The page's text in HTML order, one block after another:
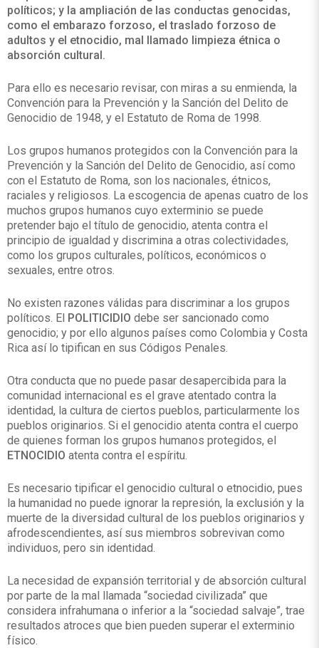
políticos; y la ampliación de las conductas genocidas,
como el embarazo forzoso, el traslado forzoso de
adultos y el etnocidio, mal llamado limpieza étnica o
absorción cultural.
Para ello es necesario revisar, con miras a su enmienda, la
Convención para la Prevención y la Sanción del Delito de
Genocidio de 1948, y el Estatuto de Roma de 1998.
Los grupos humanos protegidos con la Convención para la
Prevención y la Sanción del Delito de Genocidio, así como
con el Estatuto de Roma, son los nacionales, étnicos,
raciales y religiosos. La escogencia de apenas cuatro de los
muchos grupos humanos cuyo exterminio se puede
pretender bajo el título de genocidio, atenta contra el
principio de igualdad y discrimina a otras colectividades,
como los grupos culturales, políticos, económicos o
sexuales, entre otros.
No existen razones válidas para discriminar a los grupos
políticos. El POLITICIDIO debe ser sancionado como
genocidio; y por ello algunos países como Colombia y Costa
Rica así lo tipifican en sus Códigos Penales.
Otra conducta que no puede pasar desapercibida para la
comunidad internacional es el grave atentado contra la
identidad, la cultura de ciertos pueblos, particularmente los
pueblos originarios. Si el genocidio atenta contra el cuerpo
de quienes forman los grupos humanos protegidos, el
ETNOCIDIO atenta contra el espíritu.
Es necesario tipificar el genocidio cultural o etnocidio, pues
la humanidad no puede ignorar la represión, la exclusión y la
muerte de la diversidad cultural de los pueblos originarios y
afrodescendientes, así sus miembros sobrevivan como
individuos, pero sin identidad.
La necesidad de expansión territorial y de absorción cultural
por parte de la mal llamada “sociedad civilizada” que
considera infrahumana o inferior a la “sociedad salvaje”, trae
resultados atroces que bien pueden superar el exterminio
físico.